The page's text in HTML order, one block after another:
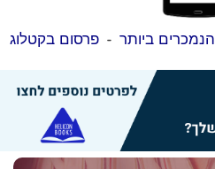
הנמכרים ביותר -פרסום בקטלוג